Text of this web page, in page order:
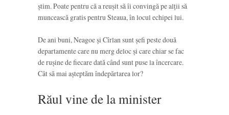
știm. Poate pentru că a reușit să îi convingă pe alții să
muncească gratis pentru Steaua, în locul echipei lui.
De ani buni, Neagoe și Cîrlan sunt șefi peste două
departamente care nu merg deloc și care chiar se fac
de rușine de fiecare dată când sunt puse la încercare.
Cât să mai așteptăm îndepărtarea lor?
Răul vine de la minister